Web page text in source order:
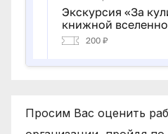
Просим Вас оценить